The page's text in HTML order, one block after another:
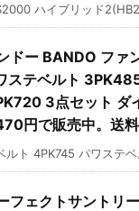
ハイブリッド
ドー BANDO ファ
ステベルト
3点セット ダ
円で販売中。送料
ルト 4PK745 パワステ
フェクトサントリ